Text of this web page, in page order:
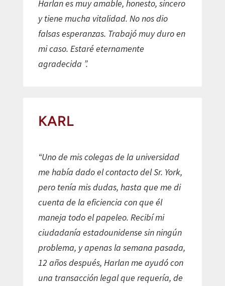
Harlan es muy amable, honesto, sincero
y tiene mucha vitalidad. No nos dio
falsas esperanzas. Trabajó muy duro en
mi caso. Estaré eternamente
agradecida ”.
KARL
“Uno de mis colegas de la universidad
me había dado el contacto del Sr. York,
pero tenía mis dudas, hasta que me di
cuenta de la eficiencia con que él
maneja todo el papeleo. Recibí mi
ciudadanía estadounidense sin ningún
problema, y ​​apenas la semana pasada,
12 años después, Harlan me ayudó con
una transacción legal que requería, de